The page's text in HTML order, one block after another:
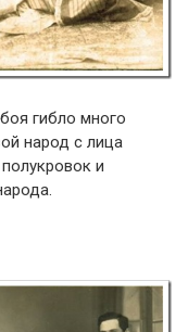
гибло много
народ с лица
и